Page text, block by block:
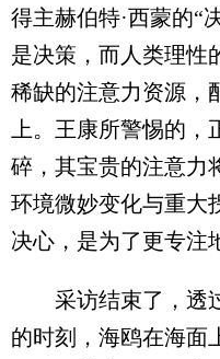
得主赫伯特·西蒙的“
是决策，而人类理性
稀缺的注意力资源，
上。王康所警惕的，
碎，其宝贵的注意力
环境微妙变化与重大
决心，是为了更专注
采访结束了，透过
的时刻，海鸥在海面